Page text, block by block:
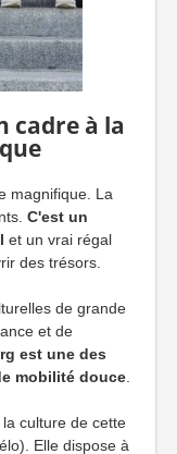
cadre à la
magnifique. La
C'est un
et un vrai régal
des trésors.
de grande
et de
est une des
mobilité douce
culture de cette
Elle dispose à